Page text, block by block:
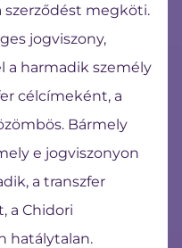
szerződést megköti.
jogviszony,
a harmadik személy
célcímeként, a
Bármely
e jogviszonyon
a transzfer
a Chidori
hatálytalan.